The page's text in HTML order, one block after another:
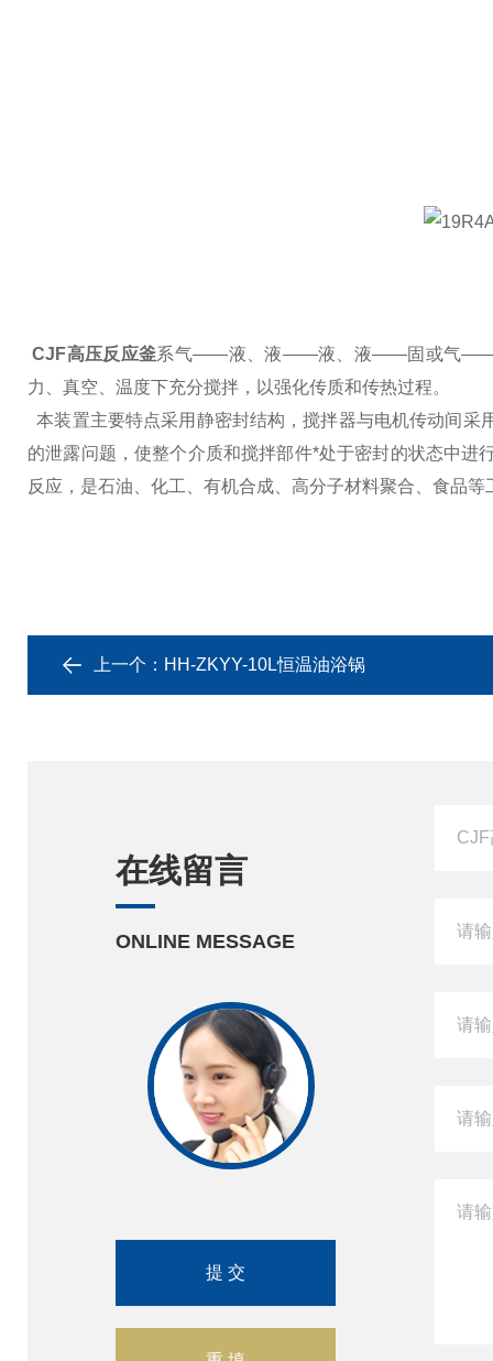
CJF高压反应釜系气——液、液——液、液——固或气
力、真空、温度下充分搅拌，以强化传质和传热过程。
本装置主要特点采用静密封结构，搅拌器与电机传动间
的泄露问题，使整个介质和搅拌部件*处于密封的状态中
反应，是石油、化工、有机合成、高分子材料聚合、食品
上一个： HH-ZKYY-10L恒温油浴锅
在线留言
ONLINE MESSAGE